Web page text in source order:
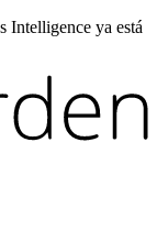
Intelligence ya está